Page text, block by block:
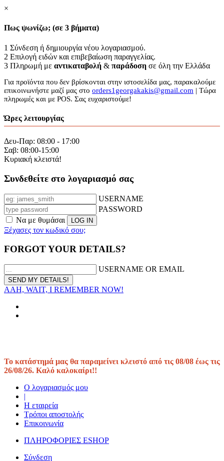
×
Πως ψωνίζω; (σε 3 βήματα)
1 Σύνδεση ή δημιουργία νέου λογαριασμού.
2 Επιλογή ειδών και επιβεβαίωση παραγγελίας.
3 Πληρωμή με αντικαταβολή & παράδοση σε όλη την Ελλάδα
Για προϊόντα που δεν βρίσκονται στην ιστοσελίδα μας, παρακαλούμε
επικοινωνήστε μαζί μας στο orders1georgakakis@gmail.com | Τώρα
πληρωμές και με POS. Σας ευχαριστούμε!
Ώρες λειτουργίας
Δευ-Παρ: 08:00 - 17:00
Σαβ: 08:00-15:00
Κυριακή κλειστά!
Συνδεθείτε στο λογαριασμό σας
USERNAME
PASSWORD
Να με θυμάσαι
Ξέχασες τον κωδικό σου;
FORGOT YOUR DETAILS?
USERNAME OR EMAIL
AAH, WAIT, I REMEMBER NOW!
Το κατάστημά μας θα παραμείνει κλειστό από τις 08/08 έως τις
26/08/26. Καλό καλοκαίρι!!
Ο λογαριασμός μου
|
Η εταιρεία
Τρόποι αποστολής
Επικοινωνία
ΠΛΗΡΟΦΟΡΙΕΣ ESHOP
Σύνδεση